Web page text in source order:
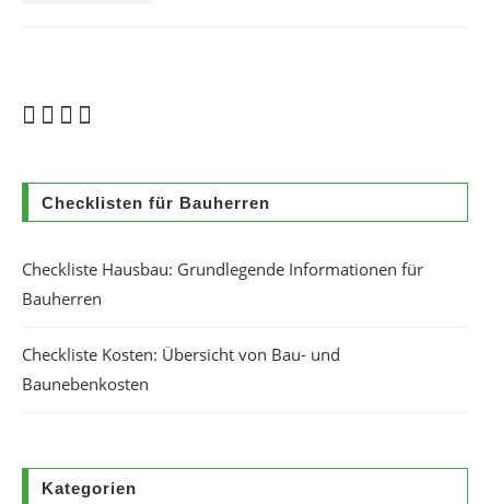
Checklisten für Bauherren
Checkliste Hausbau: Grundlegende Informationen für
Bauherren
Checkliste Kosten: Übersicht von Bau- und
Baunebenkosten
Kategorien